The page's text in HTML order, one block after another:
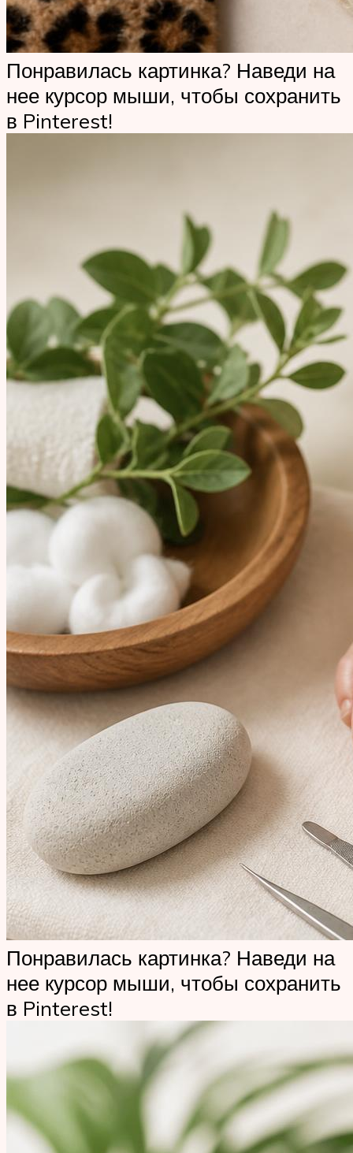
Понравилась картинка? Наведи на
нее курсор мыши, чтобы сохранить
в Pinterest!
Понравилась картинка? Наведи на
нее курсор мыши, чтобы сохранить
в Pinterest!